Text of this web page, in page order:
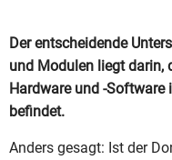
Der entscheidende
und Modulen liegt darin,
Hardware und -Software
befindet.
Anders gesagt: Ist der